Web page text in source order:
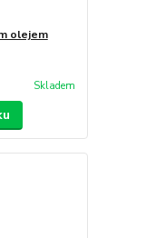
olejem
Skladem